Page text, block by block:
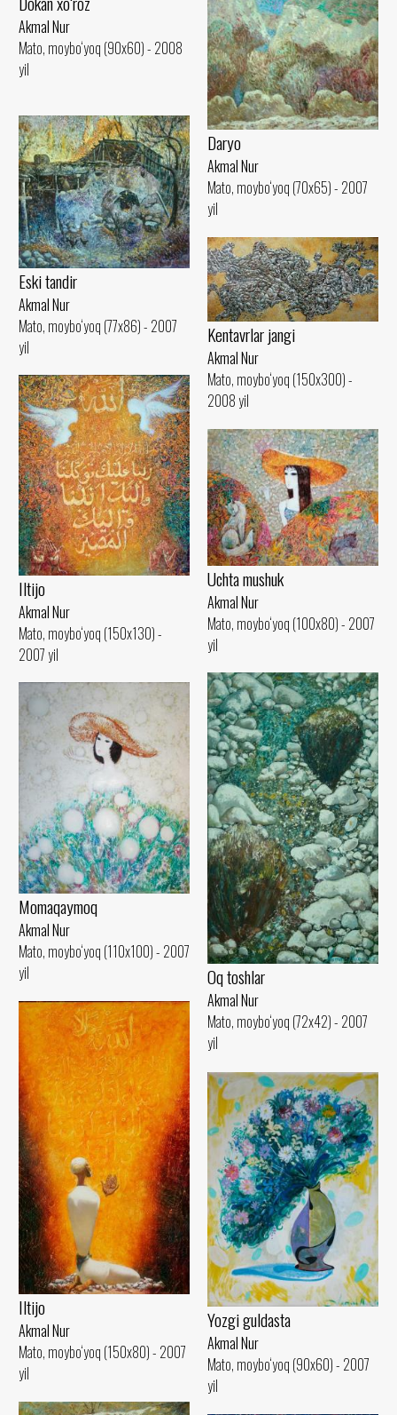
Akmal Nur
Mato, moybo‘yoq (90x60) - 2008
yil
Daryo
Akmal Nur
Mato, moybo‘yoq (70x65) - 2007
yil
Eski tandir
Akmal Nur
Mato, moybo‘yoq (77x86) - 2007
yil
Kentavrlar jangi
Akmal Nur
Mato, moybo‘yoq (150x300) -
2008 yil
Iltijo
Akmal Nur
Mato, moybo‘yoq (150x130) -
2007 yil
Uchta mushuk
Akmal Nur
Mato, moybo‘yoq (100x80) - 2007
yil
Oq toshlar
Akmal Nur
Mato, moybo‘yoq (72x42) - 2007
yil
Momaqaymoq
Akmal Nur
Mato, moybo‘yoq (110x100) - 2007
yil
Iltijo
Akmal Nur
Mato, moybo‘yoq (150x80) - 2007
yil
Yozgi guldasta
Akmal Nur
Mato, moybo‘yoq (90x60) - 2007
yil